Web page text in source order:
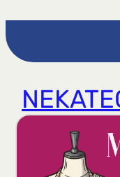
r
t
r
a